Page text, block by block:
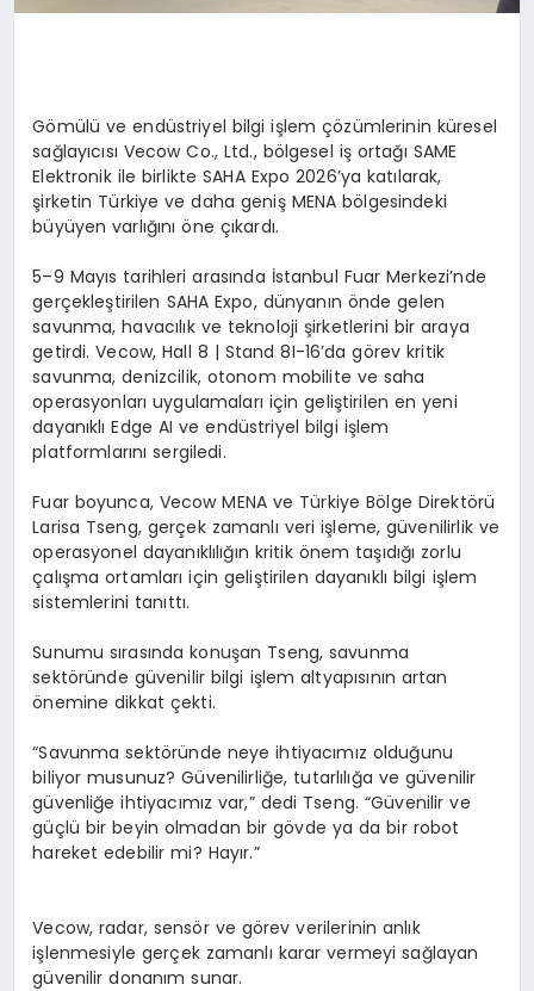
Gömülü ve endüstriyel bilgi işlem çözümlerinin küresel
sağlayıcısı Vecow Co., Ltd., bölgesel iş ortağı SAME
Elektronik ile birlikte SAHA Expo 2026’ya katılarak,
şirketin Türkiye ve daha geniş MENA bölgesindeki
büyüyen varlığını öne çıkardı.
5–9 Mayıs tarihleri arasında İstanbul Fuar Merkezi’nde
gerçekleştirilen SAHA Expo, dünyanın önde gelen
savunma, havacılık ve teknoloji şirketlerini bir araya
getirdi.Vecow,Hall 8 | Stand 8I-16’da görev kritik
savunma, denizcilik, otonom mobilite ve saha
operasyonları uygulamaları için geliştirilen en yeni
dayanıklıEdge AI ve endüstriyel bilgi işlem
platformlarını sergiledi.
Fuar boyunca, VecowMENA ve Türkiye Bölge Direktörü
Larisa Tseng, gerçek zamanlı veri işleme, güvenilirlik ve
operasyonel dayanıklılığın kritik önem taşıdığı zorlu
çalışma ortamları için geliştirilen dayanıklı bilgi işlem
sistemlerini tanıttı.
Sunumu sırasında konuşan Tseng, savunma
sektöründe güvenilir bilgi işlem altyapısının artan
önemine dikkat çekti.
“Savunma sektöründe neye ihtiyacımız olduğunu
biliyor musunuz? Güvenilirliğe, tutarlılığa ve güvenilir
güvenliğe ihtiyacımız var,” dedi Tseng. “Güvenilir ve
güçlü bir beyin olmadan bir gövde ya da bir robot
hareket edebilir mi? Hayır.”
Vecow, radar, sensör ve görev verilerinin anlık
işlenmesiyle gerçek zamanlı karar vermeyi sağlayan
güvenilir donanım sunar.